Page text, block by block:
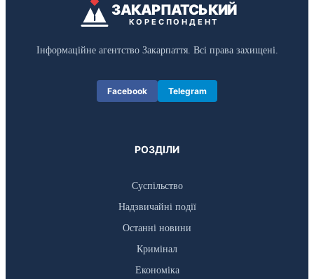
ЗАКАРПАТСЬКИЙ
КОРЕСПОНДЕНТ
Інформаційне агентство Закарпаття. Всі права захищені.
Facebook Telegram
РОЗДІЛИ
Суспільство
Надзвичайні події
Останні новини
Кримінал
Економіка